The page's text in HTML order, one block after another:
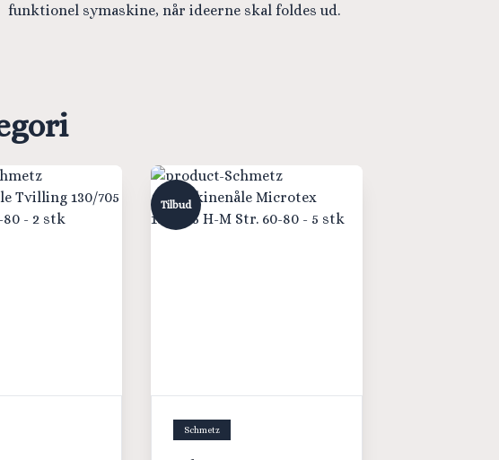
funktionel symaskine, når ideerne skal foldes ud.
Tilbud
Schmetz